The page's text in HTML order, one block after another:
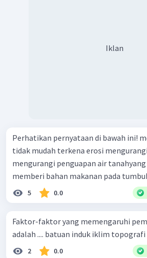
Iklan
Perhatikan pernyataan di bawah ini! menjaga agar tanah
tidak mudah terkena erosi mengurangi bahaya banjir
mengurangi penguapan air
memberi bahan makanan pada
5 0.0
Faktor-faktor yang memengaruhi
2 0.0